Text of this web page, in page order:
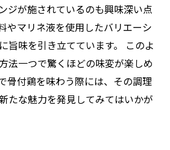
ジが施されているのも興味深い点
やマリネ液を使用したバリエーシ
旨味を引き立てています。 このよ
法一つで驚くほどの味変が楽しめ
骨付鶏を味わう際には、その調理
たな魅力を発見してみてはいかが